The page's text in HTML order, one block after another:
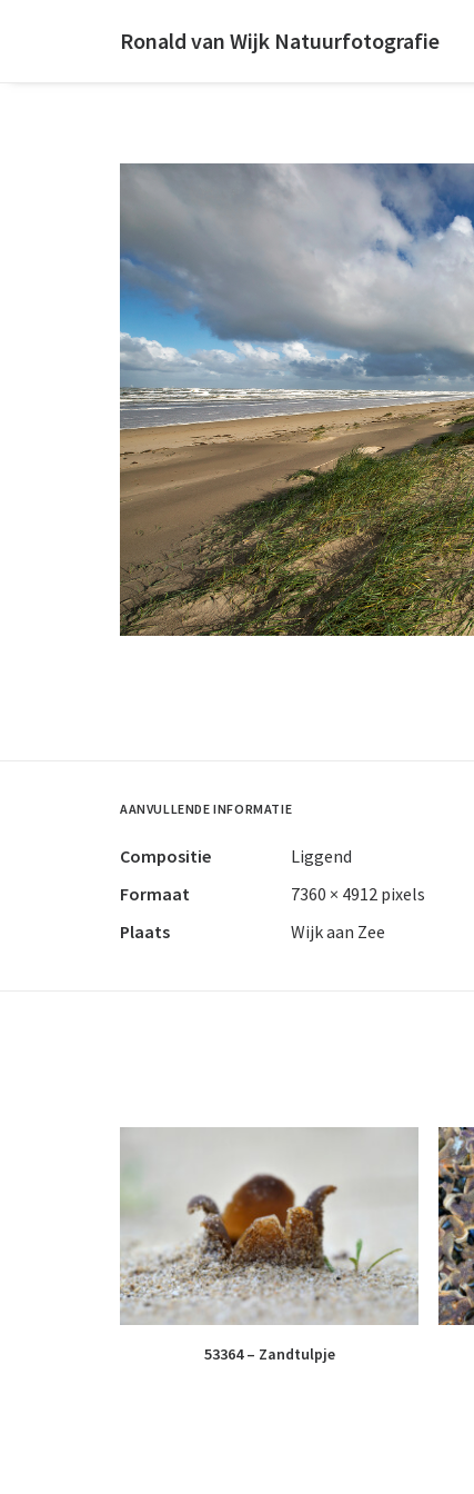
Ronald van Wijk Natuurfotografie
AANVULLENDE INFORMATIE
Compositie
Liggend
Formaat
7360 × 4912 pixels
Plaats
Wijk aan Zee
53364 – Zandtulpje